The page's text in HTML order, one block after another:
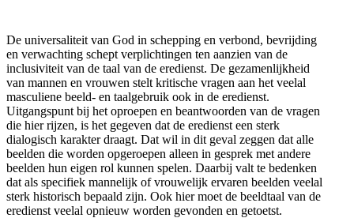
De universaliteit van God in schepping en verbond, bevrijding
en verwachting schept verplichtingen ten aanzien van de
inclusiviteit van de taal van de eredienst. De gezamenlijkheid
van mannen en vrouwen stelt kritische vragen aan het veelal
masculiene beeld- en taalgebruik ook in de eredienst.
Uitgangspunt bij het oproepen en beantwoorden van de vragen
die hier rijzen, is het gegeven dat de eredienst een sterk
dialogisch karakter draagt. Dat wil in dit geval zeggen dat alle
beelden die worden opgeroepen alleen in gesprek met andere
beelden hun eigen rol kunnen spelen. Daarbij valt te bedenken
dat als specifiek mannelijk of vrouwelijk ervaren beelden veelal
sterk historisch bepaald zijn. Ook hier moet de beeldtaal van de
eredienst veelal opnieuw worden gevonden en getoetst.